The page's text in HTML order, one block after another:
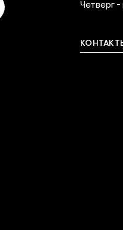
Четверг